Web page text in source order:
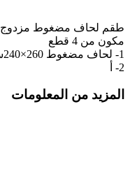
طقم لحاف مضغوط مزدوج
مكون من 4 قطع
1- لحاف مضغوط 260×240سم.
2- أ
المزيد من المعلومات